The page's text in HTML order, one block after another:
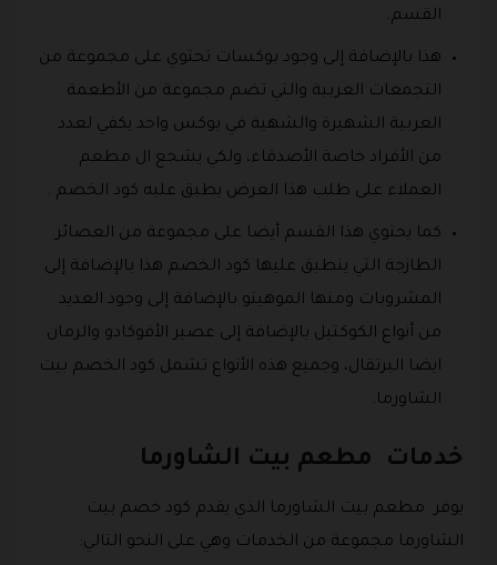
القسم.
هذا بالإضافة إلى وجود بوكسات تحتوي على مجموعة من
التجمعات العربية والتي تضم مجموعة من الأطعمة
العربية الشهيرة والشهية في بوكس واحد يكفي لعدد
من الأفراد خاصة الأصدقاء، ولكي يشجع ال مطعم
العملاء على طلب هذا العرض يطبق عليه كود الخصم .
كما يحتوي هذا القسم أيضا على مجموعة من العصائر
الطازجة التي ينطبق عليها كود الخصم هذا بالإضافة إلى
المشروبات ومنها الموهيتو بالإضافة إلى وجود العديد
من أنواع الكوكتيل بالإضافة إلى عصير الأفوكادو والرمان
ايضا البرتقال، وجميع هذه الأنواع تشمل كود الخصم بيت
الشاورما.
خدمات مطعم بيت الشاورما
يوفر مطعم بيت الشاورما الذي يقدم كود خصم بيت
الشاورما مجموعة من الخدمات وهي على النحو التالي: